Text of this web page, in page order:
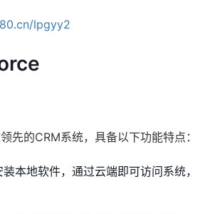
lpgyy2
先的CRM系统，具备以下功能特点：
本地软件，通过云端即可访问系统，